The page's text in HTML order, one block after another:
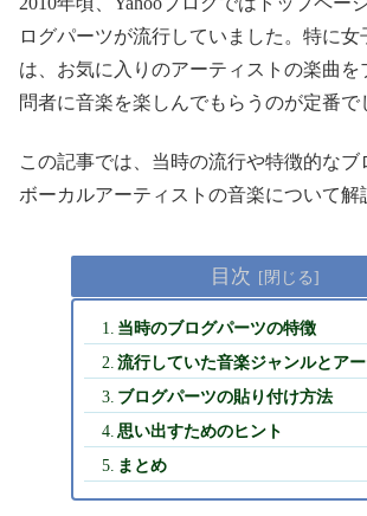
ログパーツが流行していました。特に
は、お気に入りのアーティストの楽曲を
問者に音楽を楽しんでもらうのが定番で
この記事では、当時の流行や特徴的なブ
ボーカルアーティストの音楽について解
目次
当時のブログパーツの特徴
流行していた音楽ジャンルとア
ブログパーツの貼り付け方法
思い出すためのヒント
まとめ